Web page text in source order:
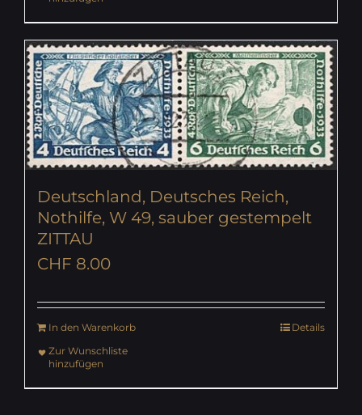
Deutschland, Deutsches Reich,
Nothilfe, W 49, sauber gestempelt
ZITTAU
CHF 8.00
In den Warenkorb
Details
Zur Wunschliste
hinzufügen